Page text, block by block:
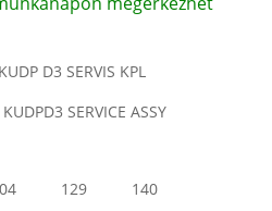
D3 SERVIS KPL
SERVICE ASSY
129 140